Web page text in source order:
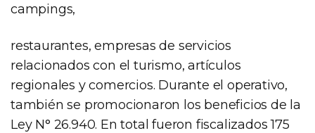
campings,
restaurantes, empresas de servicios
relacionados con el turismo, artículos
regionales y comercios. Durante el operativo,
también se promocionaron los beneficios de la
Ley N° 26.940. En total fueron fiscalizados 175